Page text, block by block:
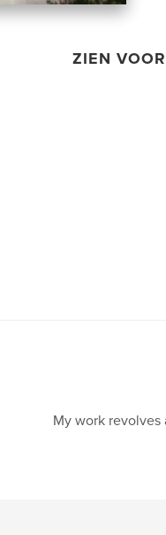
ZIEN
My work revolves